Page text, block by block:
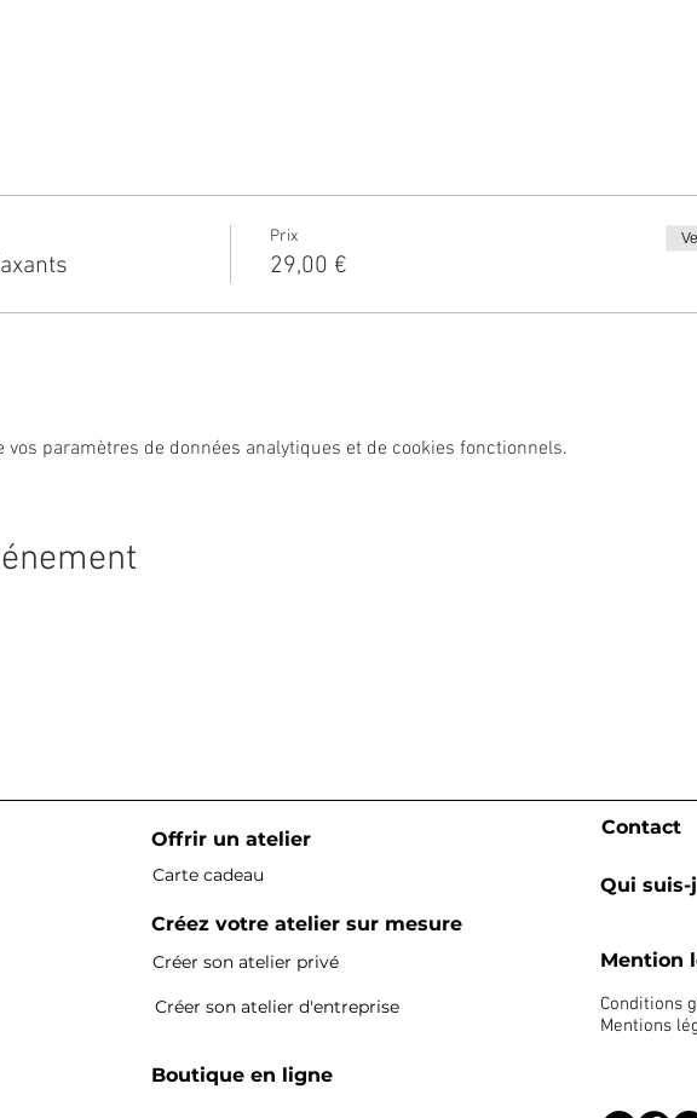
participants à et espacement entre chaque participant.
contenant et du matériel avant chaque atelier.
hydro-alcoolique pour les participants au démarrage et pendant l'atelier.
obligatoire (Merci d'emmener votre masque. A défaut nous pourrons vous
Prix
29,00 €
vos paramètres de données analytiques et de cookies fonctionnels.
Offrir un atelier
Carte cadeau
Créez votre atelier sur mesure
Créer son atelier privé
Créer son atelier d'entreprise
Boutique en ligne
Contact
Qui suis-
Mention
Conditions
Mentions